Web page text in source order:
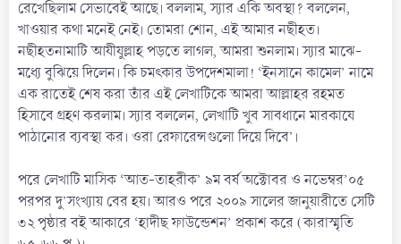
রেখেছিলাম সেভাবেই আছে। বললাম, স্যার একি অবস্থা? বললেন,
খাওয়ার কথা মনেই নেই। তোমরা শোন, এই আমার নছীহত।
নছীহতনামাটি আযীযুল্লাহ পড়তে লাগল, আমরা শুনলাম। স্যার মাঝে-
মধ্যে বুঝিয়ে দিলেন। কি চমৎকার উপদেশমালা! ‘ইনসানে কামেল’ নামে
এক রাতেই শেষ করা তাঁর এই লেখাটিকে আমরা আল্লাহর রহমত
হিসাবে গ্রহণ করলাম। স্যার বললেন, লেখাটি খুব সাবধানে মারকাযে
পাঠানোর ব্যবস্থা কর। ওরা রেফারেন্সগুলো দিয়ে দিবে’।
পরে লেখাটি মাসিক ‘আত-তাহরীক’ ৯ম বর্ষ অক্টোবর ও নভেম্বর’০৫
পরপর দু’সংখ্যায় বের হয়। আরও পরে ২০০৯ সালের জানুয়ারীতে সেটি
৩২ পৃষ্ঠার বই আকারে ‘হাদীছ ফাউন্ডেশন’ প্রকাশ করে (কারাস্মৃতি